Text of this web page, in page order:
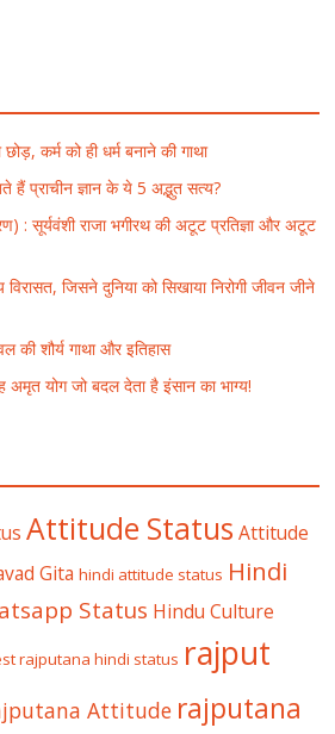
कर्म को ही धर्म बनाने की गाथा
हैं प्राचीन ज्ञान के ये 5 अद्भुत सत्य?
: सूर्यवंशी राजा भगीरथ की अटूट प्रतिज्ञा और अटूट
विरासत, जिसने दुनिया को सिखाया निरोगी जीवन जीने
की शौर्य गाथा और इतिहास
योग जो बदल देता है इंसान का भाग्य!
Attitude Status Attitude
Gita hindi attitude status Hindi
Status Hindu Culture
rajputana hindi status rajput
Attitude rajputana